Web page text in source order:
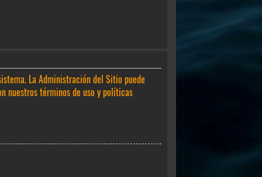
La Administración del Sitio puede
nuestros términos de uso y políticas